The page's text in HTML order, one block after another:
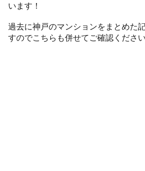
います！
過去に神戸のマンションをまとめた
すのでこちらも併せてご確認ください